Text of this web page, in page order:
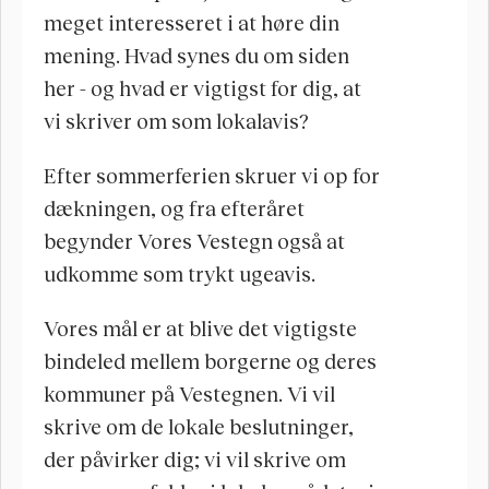
meget interesseret i at høre din
mening. Hvad synes du om siden
her - og hvad er vigtigst for dig, at
vi skriver om som lokalavis?
Efter sommerferien skruer vi op for
dækningen, og fra efteråret
begynder Vores Vestegn også at
udkomme som trykt ugeavis.
Vores mål er at blive det vigtigste
bindeled mellem borgerne og deres
kommuner på Vestegnen. Vi vil
skrive om de lokale beslutninger,
der påvirker dig; vi vil skrive om